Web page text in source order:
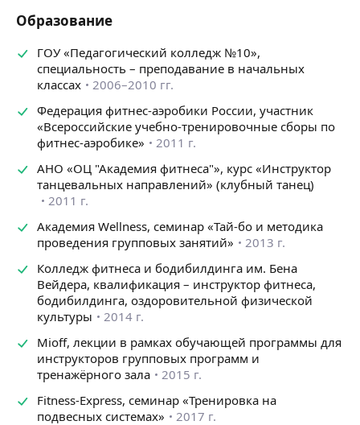
Привет!)
Меня зовут Анастасия и Я провожу тренировки
по следующим направлениям:
Силовой фитнес, кардиотренировки, танцевальные
занятия, функциональный тренинг, интервальный
тренинг, пилатес, стретчинг, здоровая спина, TRX.
Формат: персональные тренировки, групповые
занятия, мини-группы.
Место :
-на Вашей территории
-в студии/зале (на условиях аренды)
-на улице
-дистанционно (skype, whats up)
Образование
ГОУ «Педагогический колледж №10»,
специальность – преподавание в начальных
классах
2006–2010 гг.
Федерация фитнес-аэробики России, участник
«Всероссийские учебно-тренировочные сборы по
фитнес-аэробике»
2011 г.
АНО «ОЦ "Академия фитнеса"», курс «Инструктор
танцевальных направлений» (клубный танец)
2011 г.
Академия Wellness, семинар «Тай-бо и методика
проведения групповых занятий»
2013 г.
Колледж фитнеса и бодибилдинга им. Бена
Вейдера, квалификация – инструктор фитнеса,
бодибилдинга, оздоровительной физической
культуры
2014 г.
Mioff, лекции в рамках обучающей программы для
инструкторов групповых программ и
тренажёрного зала
2015 г.
Fitness-Express, семинар «Тренировка на
подвесных системах»
2017 г.